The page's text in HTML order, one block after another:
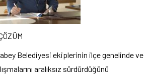
Belediyesi ekiplerinin ilçe genelinde ve
aralıksız sürdürdüğünü